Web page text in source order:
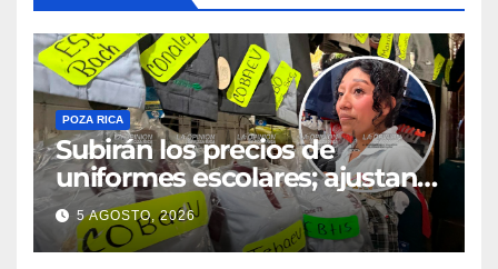
POZA RICA
Subirán los precios de
uniformes escolares; ajustan
promociones
5 AGOSTO, 2026